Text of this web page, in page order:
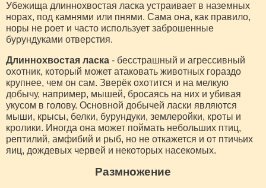
Убежища длиннохвостая ласка устраивает в наземных
норах, под камнями или пнями. Сама она, как правило,
норы не роет и часто использует заброшенные
бурундуками отверстия.
Длиннохвостая ласка - бесстрашный и агрессивный
охотник, который может атаковать животных гораздо
крупнее, чем он сам. Зверёк охотится и на мелкую
добычу, например, мышей, бросаясь на них и убивая
укусом в голову. Основной добычей ласки являются
мыши, крысы, белки, бурундуки, землеройки, кроты и
кролики. Иногда она может поймать небольших птиц,
рептилий, амфибий и рыб, но не откажется и от птичьих
яиц, дождевых червей и некоторых насекомых.
Размножение